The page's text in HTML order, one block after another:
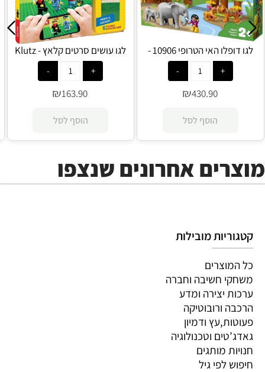
לגו עושים סרטים קלאץ - Klutz
₪163.90
הוסף לסל
לגו דופלו האי הטרופי 10906 -
₪430.90
הוסף לסל
מוצרים אחרונים שנצפו
קטגוריות מובילות
כל המוצרים
משחקי חשיבה וחברה
ערכות יצירה ומדע
הרכבה ורובוטיקה
פעוטות,עץ ודמיון
גאדג’טים וטכנולוגיה
חנויות מותגים
חיפוש לפי גיל